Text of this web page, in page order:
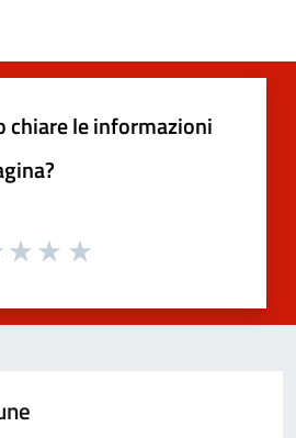
chiare le informazioni